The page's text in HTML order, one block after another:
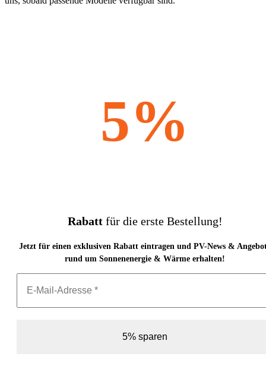
5%
Rabattfür die erste Bestellung!
Jetzt für einen exklusiven Rabatt eintragen und PV-News &
rund um Sonnenenergie & Wärme erhalten!